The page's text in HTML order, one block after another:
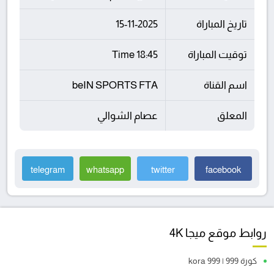
تاريخ المباراة 15-11-2025
توقيت المباراة 18:45 Time
اسم القناة beIN SPORTS FTA
المعلق عصام الشوالي
facebook
twitter
whatsapp
telegram
روابط موقع ميجا 4K
كورة 999 | kora 999